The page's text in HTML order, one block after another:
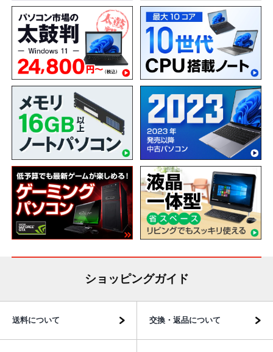
ショッピングガイド
送料について 交換・返品について